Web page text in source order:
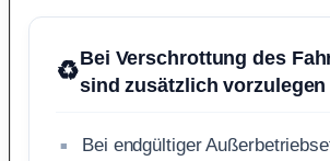
♻️Bei Verschrottung des
sind zusätzlich vorzulegen
Bei endgültiger